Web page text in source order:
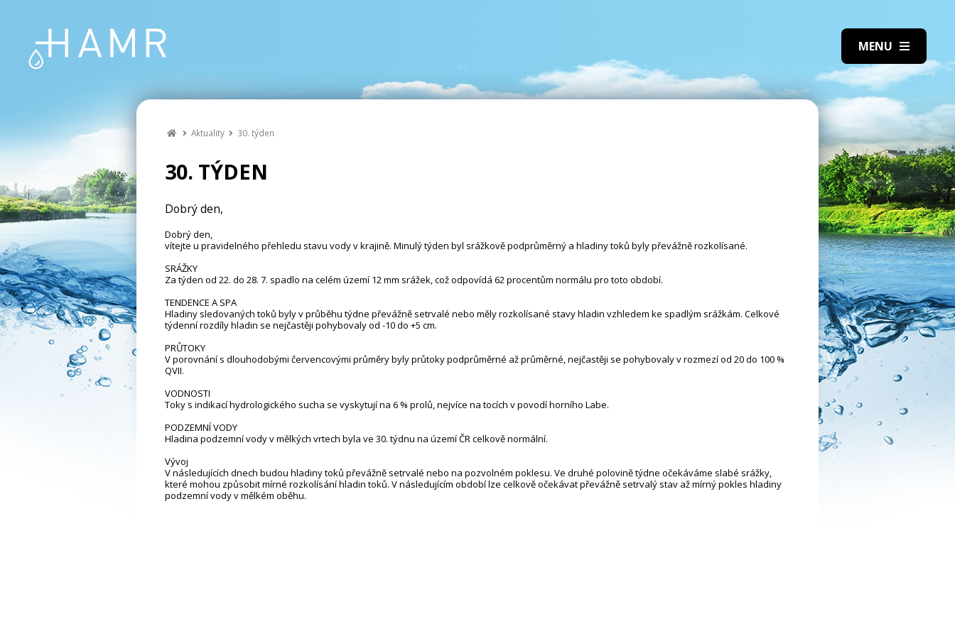
Aktuality 30. týden
30. TÝDEN
Dobrý den,
Dobrý den,
vítejte u pravidelného přehledu stavu vody v krajině. Minulý týden byl srážkově podprůměrný a hladiny toků byly převážně rozkolísané.
SRÁŽKY
Za týden od 22. do 28. 7. spadlo na celém území 12 mm srážek, což odpovídá 62 procentům normálu pro toto období.
TENDENCE A SPA
Hladiny sledovaných toků byly v průběhu týdne převážně setrvalé nebo měly rozkolísané stavy hladin vzhledem ke spadlým srážkám. Celkové
týdenní rozdíly hladin se nejčastěji pohybovaly od -10 do +5 cm.
PRŮTOKY
V porovnání s dlouhodobými červencovými průměry byly průtoky podprůměrné až průměrné, nejčastěji se pohybovaly v rozmezí od 20 do 100 %
QVII.
VODNOSTI
Toky s indikací hydrologického sucha se vyskytují na 6 % profilů, nejvíce na tocích v povodí horního Labe.
PODZEMNÍ VODY
Hladina podzemní vody v mělkých vrtech byla ve 30. týdnu na území ČR celkově normální.
Vývoj
V následujících dnech budou hladiny toků převážně setrvalé nebo na pozvolném poklesu. Ve druhé polovině týdne očekáváme slabé srážky,
které mohou způsobit mírné rozkolísání hladin toků. V následujícím období lze celkově očekávat převážně setrvalý stav až mírný pokles hladiny
podzemní vody v mělkém oběhu.